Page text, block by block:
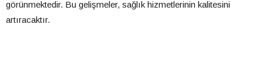
görünmektedir. Bu gelişmeler, sağlık hizmetlerinin kalitesini
artıracaktır.